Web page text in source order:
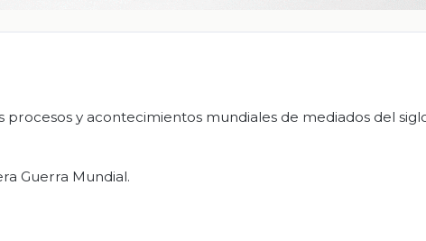
y acontecimientos mundiales de mediados del
Guerra Mundial.